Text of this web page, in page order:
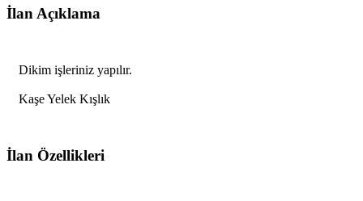
İlan Açıklama
Dikim işleriniz yapılır.
Kaşe Yelek Kışlık
İlan Özellikleri